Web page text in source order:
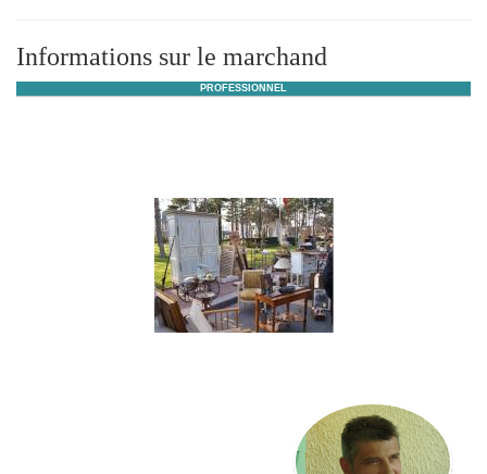
Informations sur le marchand
PROFESSIONNEL